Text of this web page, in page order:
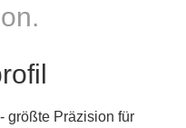
größte Präzision für